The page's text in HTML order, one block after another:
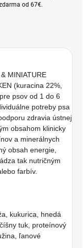
od 67€.
MINIATURE
(kuracina 22%,
psov od 1 do 6
potreby psa
zdravia ústnej
obsahom klinicky
a minerálnych
obsah energie,
tak nutričným
farbív.
kukurica, hnedá
tuk, proteínový
ľanové